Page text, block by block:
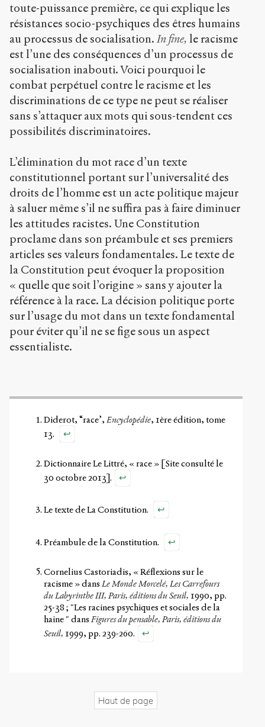
toute-puissance première, ce qui explique les
résistances socio-psychiques des êtres humains
au processus de socialisation. In fine, le racisme
est l’une des conséquences d’un processus de
socialisation inabouti. Voici pourquoi le
combat perpétuel contre le racisme et les
discriminations de ce type ne peut se réaliser
sans s’attaquer aux mots qui sous-tendent ces
possibilités discriminatoires.
L’élimination du mot race d’un texte
constitutionnel portant sur l’universalité des
droits de l’homme est un acte politique majeur
à saluer même s’il ne suffira pas à faire diminuer
les attitudes racistes. Une Constitution
proclame dans son préambule et ses premiers
articles ses valeurs fondamentales. Le texte de
la Constitution peut évoquer la proposition
« quelle que soit l’origine » sans y ajouter la
référence à la race. La décision politique porte
sur l’usage du mot dans un texte fondamental
pour éviter qu’il ne se fige sous un aspect
essentialiste.
Diderot, “race’,Encyclopédie, 1ère édition, tome
13.
↩
Dictionnaire Le Littré, « race » [Site consulté le
30 octobre 2013].
↩
Le texte de La Constitution. ↩
Préambule de la Constitution. ↩
Cornelius Castoriadis, « Réflexions sur le
racisme » dansLe Monde Morcelé, Les Carrefours
du Labyrinthe III, Paris, éditions du Seuil, 1990, pp.
25-38 ; "Les racines psychiques et sociales de la
haine " dansFigures du pensable, Paris, éditions du
Seuil, 1999, pp. 239-260. ↩
Haut de page